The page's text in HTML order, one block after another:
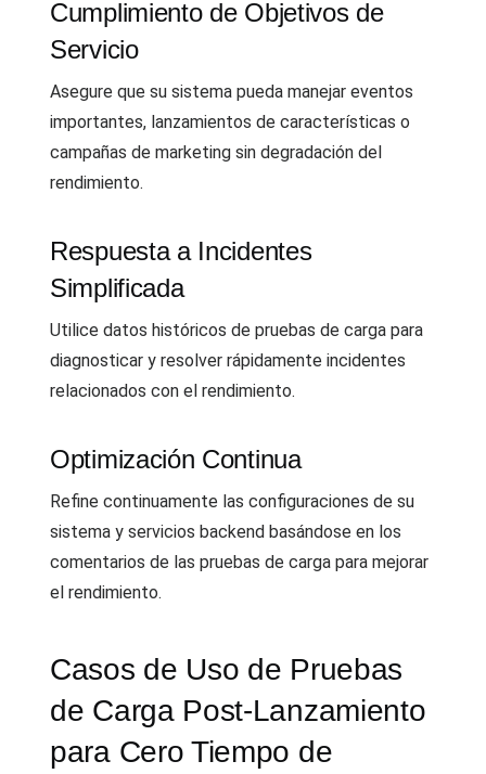
Cumplimiento de Objetivos de
Servicio
Asegure que su sistema pueda manejar eventos
importantes, lanzamientos de características o
campañas de marketing sin degradación del
rendimiento.
Respuesta a Incidentes
Simplificada
Utilice datos históricos de pruebas de carga para
diagnosticar y resolver rápidamente incidentes
relacionados con el rendimiento.
Optimización Continua
Refine continuamente las configuraciones de su
sistema y servicios backend basándose en los
comentarios de las pruebas de carga para mejorar
el rendimiento.
Casos de Uso de Pruebas
de Carga Post-Lanzamiento
para Cero Tiempo de